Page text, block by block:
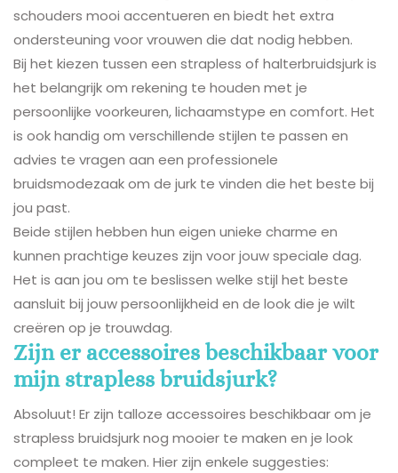
schouders mooi accentueren en biedt het extra
ondersteuning voor vrouwen die dat nodig hebben.
Bij het kiezen tussen een strapless of halterbruidsjurk is
het belangrijk om rekening te houden met je
persoonlijke voorkeuren, lichaamstype en comfort. Het
is ook handig om verschillende stijlen te passen en
advies te vragen aan een professionele
bruidsmodezaak om de jurk te vinden die het beste bij
jou past.
Beide stijlen hebben hun eigen unieke charme en
kunnen prachtige keuzes zijn voor jouw speciale dag.
Het is aan jou om te beslissen welke stijl het beste
aansluit bij jouw persoonlijkheid en de look die je wilt
creëren op je trouwdag.
Zijn er accessoires beschikbaar voor
mijn strapless bruidsjurk?
Absoluut! Er zijn talloze accessoires beschikbaar om je
strapless bruidsjurk nog mooier te maken en je look
compleet te maken. Hier zijn enkele suggesties: